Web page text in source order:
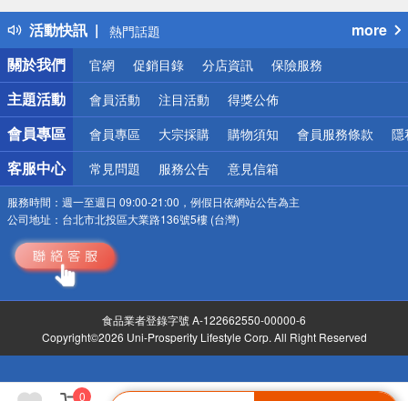
0
活動快訊
得獎公告
熱門話題
銀行優惠
偏遠地區配送
詐騙網頁！請小心！
more
關於我們
官網 促銷目錄 分店資訊 保險服務
主題活動 會員活動 注目活動 得獎公佈
會員專區 會員專區 大宗採購 購物須知 會員服務條款 隱
客服中心 常見問題 服務公告 意見信箱
服務時間： 週一至週日 09:00-21:00，例假日依網站公告為主
公司地址： 台北市北投區大業路136號5樓 (台灣)
食品業者登錄字號 A-122662550-00000-6
Copyright©2026 Uni-Prosperity Lifestyle Corp. All Right Reserved